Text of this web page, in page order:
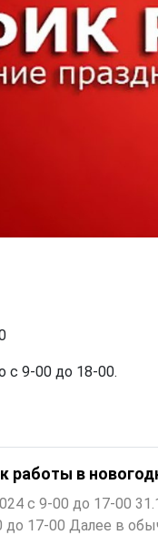
9-00 до 18-00.
работы в
с 9-00 до 17-00
до 17-00 Далее в